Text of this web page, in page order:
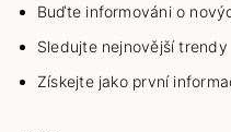
Buďte informováni o
Sledujte nejnovější trendy
Získejte jako první